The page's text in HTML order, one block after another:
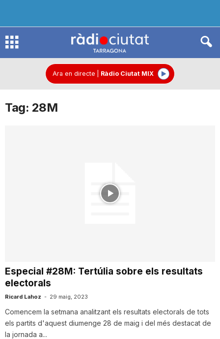
R
d
t
a
Ara en directe Ràdio Ciutat MIX
Tag: 28M
Especial #28M: Tertúlia sobre els resultats
electorals
Ricard Lahoz - 29 maig, 2023
Comencem la setmana analitzant els resultats electorals de tots
els partits d'aquest diumenge 28 de maig i del més destacat de
la jornada a...